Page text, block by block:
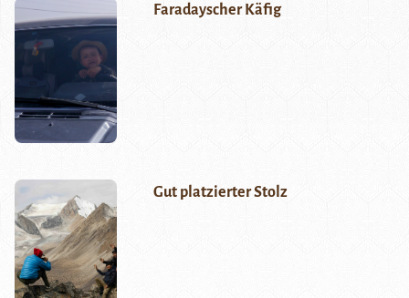
Faradayscher Käfig
Gut platzierter Stolz